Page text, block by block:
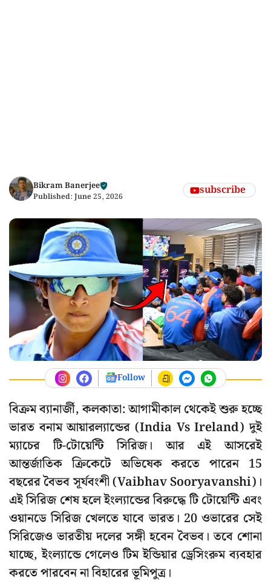
Bikram Banerjee
Published: June 25, 2026 subscribe
Follow
বিক্রম ব্যানার্জী, কলকাতা: আগামীকাল থেকেই শুরু হচ্ছে
ভারত বনাম আয়ারল্যান্ডের (India Vs Ireland) দুই
ম্যাচের টি-টোয়েন্টি সিরিজ। আর এই আসরেই
আন্তর্জাতিক ক্রিকেটে অভিষেক করতে পারেন 15
বছরের বৈভব সূর্যবংশী (Vaibhav Sooryavanshi)।
এই সিরিজ শেষ হলে ইংল্যান্ডের বিরুদ্ধে টি টোয়েন্টি এবং
ওয়ানডে সিরিজ খেলতে যাবে ভারত। 20 ওভারের সেই
সিরিজেও ভারতীয় দলের সঙ্গী হবেন বৈভব। তবে শোনা
যাচ্ছে, ইংল্যান্ডে গেলেও টিম ইন্ডিয়ার ড্রেসিংরুম ব্যবহার
করতে পারবেন না বিহারের ভূমিপুত্র।